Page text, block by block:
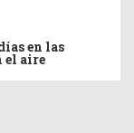
en las
el aire